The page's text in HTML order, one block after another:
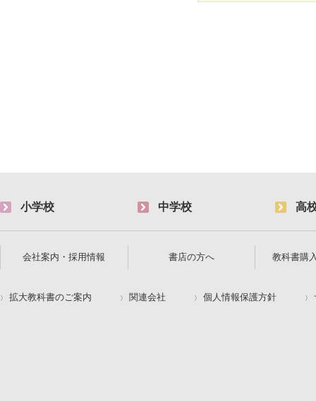
小学校 中学校 高
会社案内・採用情報 書店の方へ 教科書購
拡大教科書のご案内 関連会社 個人情報保護方針